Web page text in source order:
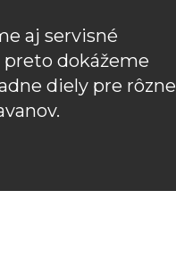
aj servisné
dokážeme
diely pre rôzne